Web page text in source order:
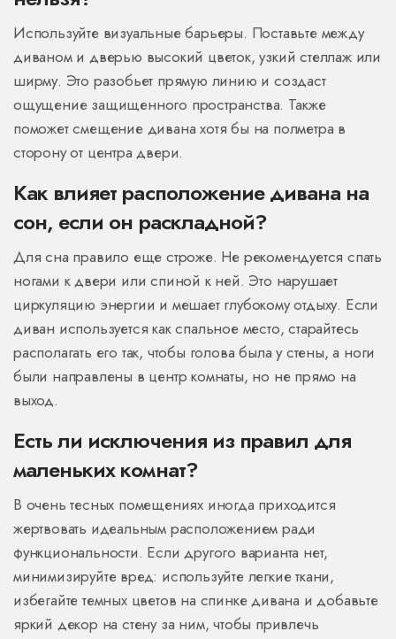
Используйте визуальные барьеры. Поставьте между
диваном и дверью высокий цветок, узкий стеллаж или
ширму. Это разобьет прямую линию и создаст
ощущение защищенного пространства. Также
поможет смещение дивана хотя бы на полметра в
сторону от центра двери.
Как влияет расположение дивана на
сон, если он раскладной?
Для сна правило еще строже. Не рекомендуется спать
ногами к двери или спиной к ней. Это нарушает
циркуляцию энергии и мешает глубокому отдыху. Если
диван используется как спальное место, старайтесь
располагать его так, чтобы голова была у стены, а ноги
были направлены в центр комнаты, но не прямо на
выход.
Есть ли исключения из правил для
маленьких комнат?
В очень тесных помещениях иногда приходится
жертвовать идеальным расположением ради
функциональности. Если другого варианта нет,
минимизируйте вред: используйте легкие ткани,
избегайте темных цветов на спинке дивана и добавьте
яркий декор на стену за ним, чтобы привлечь